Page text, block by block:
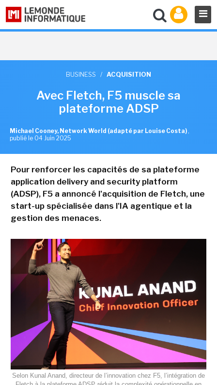
BUSINESS / ACQUISITION
Avec Fletch, F5 muscle sa
plateforme ADSP
Michael Cooney, Network World (adapté par Louise Costa) ,
publié le 04 Juin 2025
Pour renforcer les capacités de sa plateforme
application delivery and security platform
(ADSP), F5 a annoncé l'acquisition de Fletch, une
start-up spécialisée dans l'IA agentique et la
gestion des menaces.
Selon Kunal Anand, directeur de l’innovation chez F5, l’intégration de